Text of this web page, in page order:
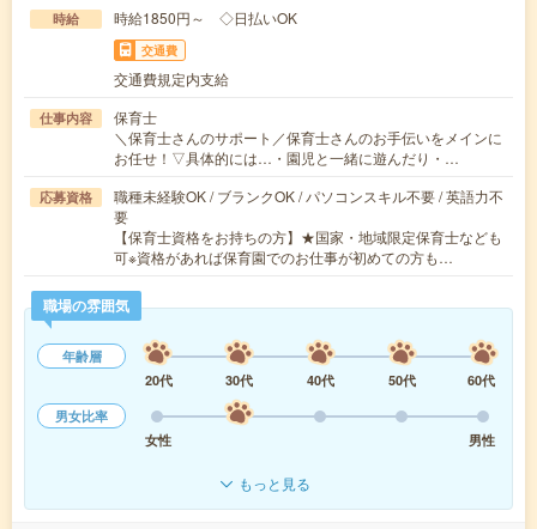
時給 時給1850円～ ◇日払いOK
交通費
交通費規定内支給
仕事内容
保育士
＼保育士さんのサポート／保育士さんのお手伝いをメインに
お任せ！▽具体的には…・園児と一緒に遊んだり・…
応募資格
職種未経験OK / ブランクOK / パソコンスキル不要 / 英語力不
要
【保育士資格をお持ちの方】★国家・地域限定保育士なども
可※資格があれば保育園でのお仕事が初めての方も…
職場の雰囲気
年齢層
20代
30代 40代 50代
60代
男女比率
女性
男性
もっと見る